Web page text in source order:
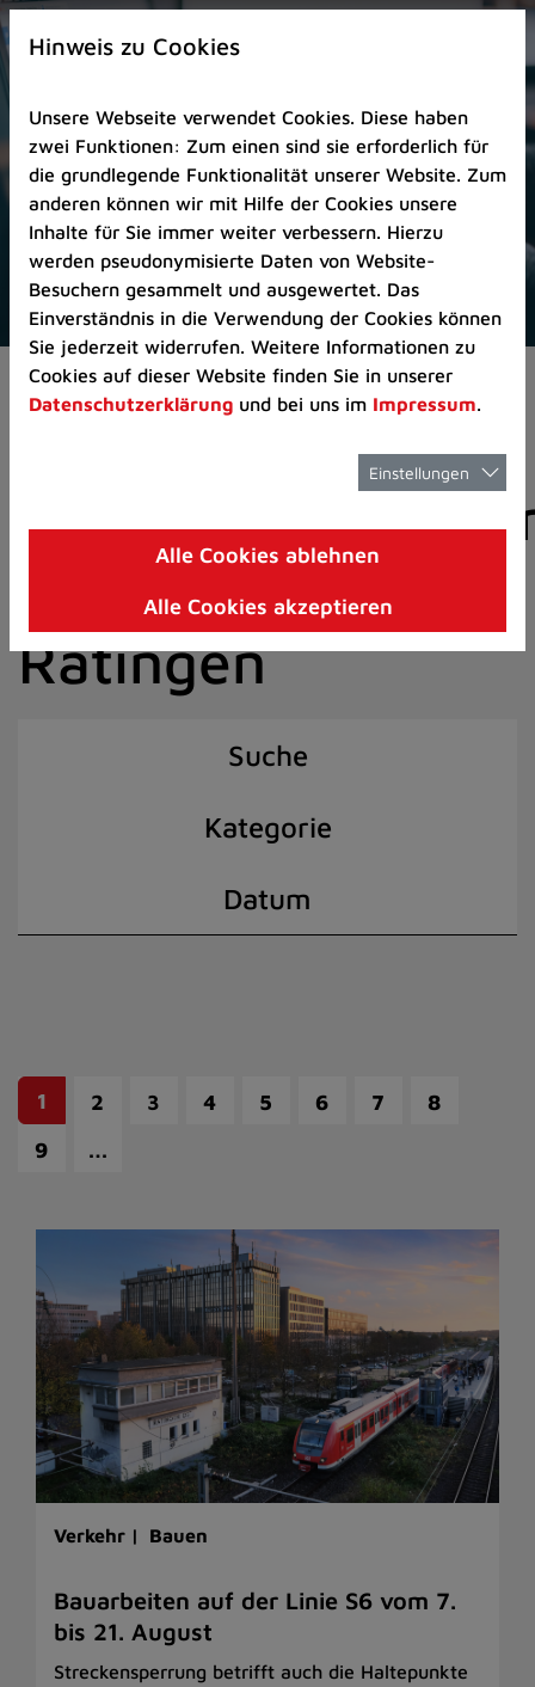
Zur
Startseite
Zum
Seitenanfang
springen
(Schnelltaste
A)
Zur
Navigation/Menü
springen
(Schnelltaste
M)
Zur
8)
I)
Aktuelles Pressemitteilungen
der Stadt
Ratingen
Suche
Kategorie
Datum
1 2 3 4 5 6 7
8
9
…
Verkehr | Bauen
Bauarbeiten auf der Linie S6 vom 7.
bis 21. August
Streckensperrung betrifft auch die Haltepunkte
Hinweis zu Cookies
Unsere Webseite verwendet Cookies. Diese haben
zwei Funktionen: Zum einen sind sie erforderlich für
die grundlegende Funktionalität unserer Website. Zum
anderen können wir mit Hilfe der Cookies unsere
Inhalte für Sie immer weiter verbessern. Hierzu
werden pseudonymisierte Daten von Website-
Besuchern gesammelt und ausgewertet. Das
Einverständnis in die Verwendung der Cookies können
Sie jederzeit widerrufen. Weitere Informationen zu
Cookies auf dieser Website finden Sie in unserer
Datenschutzerklärung und bei uns im Impressum.
Einstellungen
Alle Cookies ablehnen
Alle Cookies akzeptieren